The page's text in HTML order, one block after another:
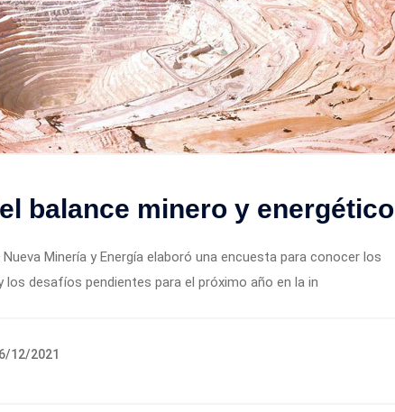
balance minero y energético
Minería y Energía elaboró una encuesta para conocer los
los desafíos pendientes para el próximo año en la in
12/2021